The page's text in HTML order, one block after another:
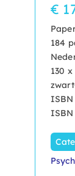
€
184
130
ISBN
ISBN